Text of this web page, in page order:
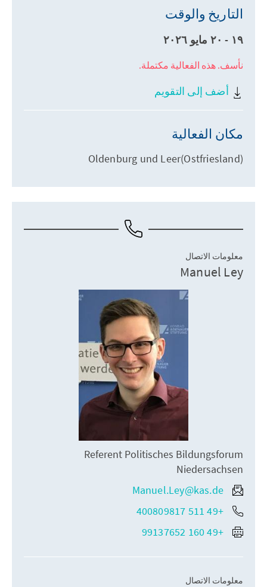
التاريخ والوقت
١٩ - ٢٠ مايو ٢٠٢٦
نأسف. هذه الفعالية مكتملة.
أضف إلى التقويم
مكان الفعالية
Oldenburg und Leer(Ostfriesland)
معلومات الاتصال
Manuel Ley
Referent Politisches Bildungsforum
Niedersachsen
Manuel.Ley@kas.de
+49 511 400809817
+49 160 99137652
معلومات الاتصال